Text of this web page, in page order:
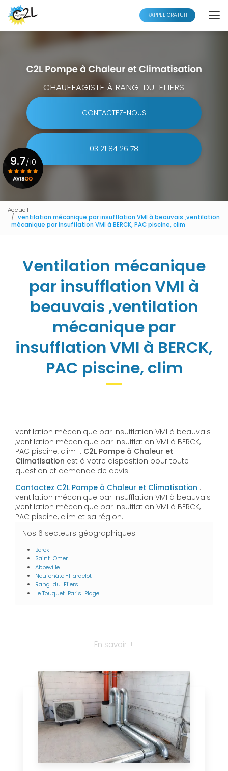
Aller
au
contenu
principal
RAPPEL GRATUIT
CHAUFFAGISTE À RANG-DU-FLIERS
CONTACTEZ-NOUS
03 21 84 26 78
9.7/10
Accueil
ventilation mécanique par insufflation VMI à beauvais ,ventilation
mécanique par insufflation VMI à BERCK, PAC piscine, clim
Ventilation mécanique
par insufflation VMI à
beauvais ,ventilation
mécanique par
insufflation VMI à BERCK,
PAC piscine, clim
ventilation mécanique par insufflation VMI à beauvais
,ventilation mécanique par insufflation VMI à BERCK,
PAC piscine, clim : C2L Pompe à Chaleur et
Climatisation est à votre disposition pour toute
question et demande de devis
Contactez C2L Pompe à Chaleur et Climatisation :
ventilation mécanique par insufflation VMI à beauvais
,ventilation mécanique par insufflation VMI à BERCK,
PAC piscine, clim et sa région.
Nos 6 secteurs géographiques
Berck
Saint-Omer
Abbeville
Neufchâtel-Hardelot
Rang-du-Fliers
Le Touquet-Paris-Plage
En savoir +